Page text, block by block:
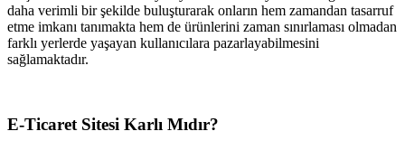
daha verimli bir şekilde buluşturarak onların hem zamandan tasarruf
etme imkanı tanımakta hem de ürünlerini zaman sınırlaması olmadan
farklı yerlerde yaşayan kullanıcılara pazarlayabilmesini
sağlamaktadır.
E-Ticaret Sitesi Karlı Mıdır?